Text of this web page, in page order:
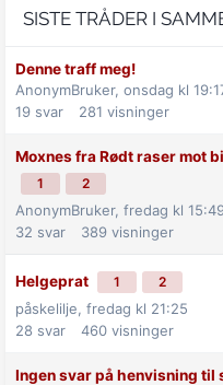
SISTE TRÅDER I
Denne traff meg!
AnonymBruker, onsdag kl
19 svar 281 visninger
Moxnes fra Rødt raser mot
1 2
AnonymBruker, fredag kl
32 svar 389 visninger
Helgeprat 1 2
påskelilje, fredag kl 21:25
28 svar 460 visninger
Ingen svar på henvisning